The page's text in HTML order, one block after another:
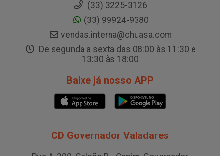
(33) 3225-3126
(33) 99924-9380
vendas.interna@chuasa.com
De segunda a sexta das 08:00 às 11:30 e
13:30 às 18:00
Baixe já nosso APP
CD Governador Valadares